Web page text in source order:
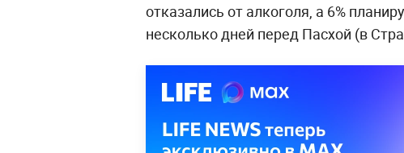
отказались от алкоголя, а 6%
несколько дней перед Пасхой (в